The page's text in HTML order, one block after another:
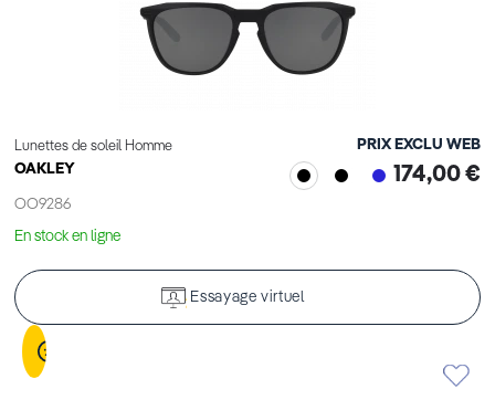
Lunettes de soleil Homme
OAKLEY
OO9286
PRIX EXCLU WEB
174,00 €
En stock en ligne
Essayage virtuel